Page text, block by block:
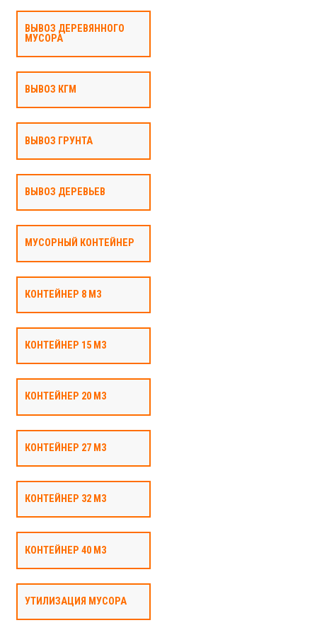
ВЫВОЗ ДЕРЕВЯННОГО
МУСОРА
ВЫВОЗ КГМ
ВЫВОЗ ГРУНТА
ВЫВОЗ ДЕРЕВЬЕВ
МУСОРНЫЙ КОНТЕЙНЕР
КОНТЕЙНЕР 8 М3
КОНТЕЙНЕР 15 М3
КОНТЕЙНЕР 20 М3
КОНТЕЙНЕР 27 М3
КОНТЕЙНЕР 32 М3
КОНТЕЙНЕР 40 М3
УТИЛИЗАЦИЯ МУСОРА